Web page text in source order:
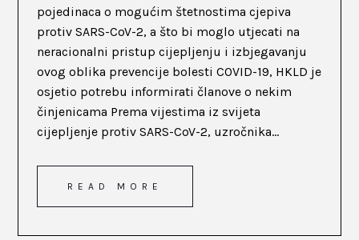
pojedinaca o mogućim štetnostima cjepiva
protiv SARS-CoV-2, a što bi moglo utjecati na
neracionalni pristup cijepljenju i izbjegavanju
ovog oblika prevencije bolesti COVID-19, HKLD je
osjetio potrebu informirati članove o nekim
činjenicama Prema vijestima iz svijeta
cijepljenje protiv SARS-CoV-2, uzročnika...
READ MORE